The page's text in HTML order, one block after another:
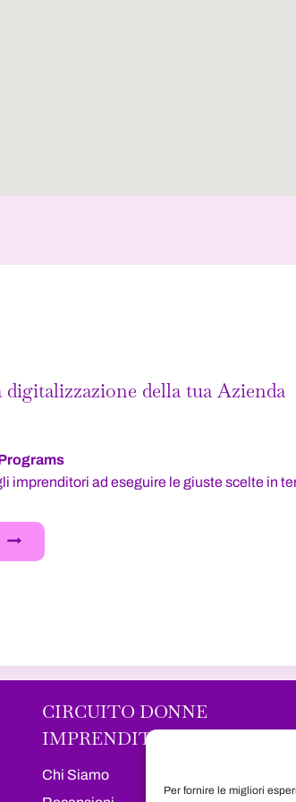
Per fornire le migliori
digitalizzazione della tua Azienda
imprenditori ad eseguire le giuste scelte in
CIRCUITO DONNE
IMPRENDITRICI
Chi Siamo